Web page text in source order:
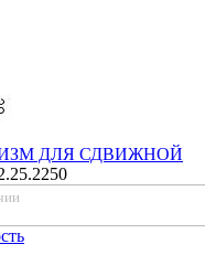
ДЛЯ СДВИЖНОЙ